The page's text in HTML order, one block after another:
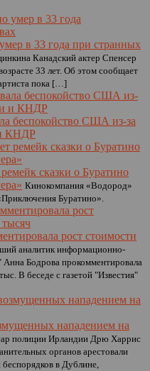
в 33 года при странных
Канадский актер Спенсер
33 лет. Об этом сообщает
пока […]
беспокойство США из-за
и КНДР
сказки о Буратино
Кинокомпания «Водород»
Буратино».
рост стоимости
аналитик информационно-
Анна Бодрова прокомментировала
В беседе с газетой "Известия"
нападением на
полиции Ирландии Дрю Харрис
органов арестовали
в Дублине,